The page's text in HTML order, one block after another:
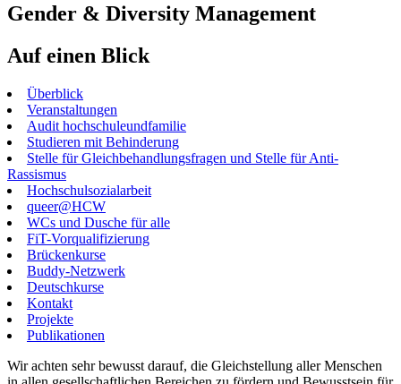
Gender & Diversity Management
Auf einen Blick
Überblick
Veranstaltungen
Audit hochschuleundfamilie
Studieren mit Behinderung
Stelle für Gleichbehandlungsfragen und Stelle für Anti-
Rassismus
Hochschulsozialarbeit
queer@HCW
WCs und Dusche für alle
FiT-Vorqualifizierung
Brückenkurse
Buddy-Netzwerk
Deutschkurse
Kontakt
Projekte
Publikationen
Wir achten sehr bewusst darauf, die Gleichstellung aller Menschen